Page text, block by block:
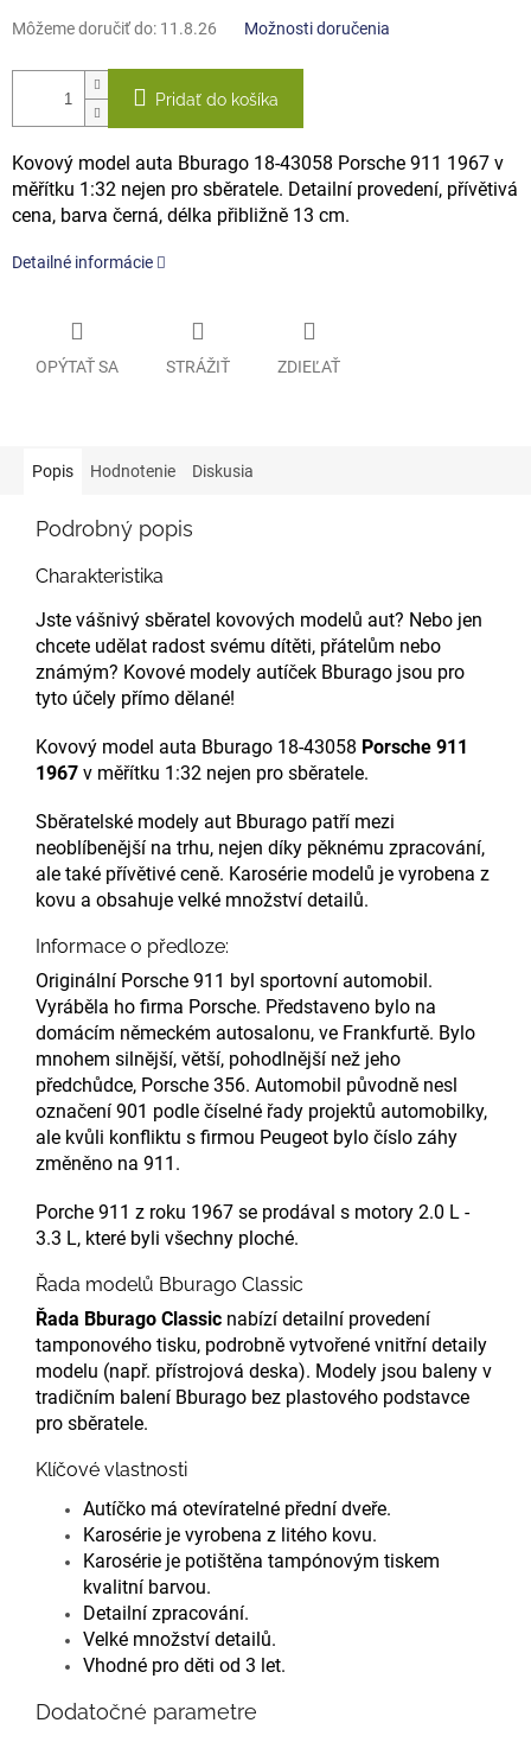
Môžeme doručiť do: 11.8.26 Možnosti doručenia
Pridať do košíka
Kovový model auta Bburago 18-43058 Porsche 911 1967 v
měřítku 1:32 nejen pro sběratele. Detailní provedení, přívětivá
cena, barva černá, délka přibližně 13 cm.
Detailné informácie
OPÝTAŤ SA STRÁŽIŤ ZDIEĽAŤ
Popis Hodnotenie Diskusia
Podrobný popis
Charakteristika
Jste vášnivý sběratel kovových modelů aut? Nebo jen
chcete udělat radost svému dítěti, přátelům nebo
známým? Kovové modely autíček Bburago jsou pro
tyto účely přímo dělané!
Kovový model auta Bburago 18-43058 Porsche 911
1967 v měřítku 1:32 nejen pro sběratele.
Sběratelské modely aut Bburago patří mezi
neoblíbenější na trhu, nejen díky pěknému zpracování,
ale také přívětivé ceně. Karosérie modelů je vyrobena z
kovu a obsahuje velké množství detailů.
Informace o předloze:
Originální Porsche 911 byl sportovní automobil.
Vyráběla ho firma Porsche. Představeno bylo na
domácím německém autosalonu, ve Frankfurtě. Bylo
mnohem silnější, větší, pohodlnější než jeho
předchůdce, Porsche 356. Automobil původně nesl
označení 901 podle číselné řady projektů automobilky,
ale kvůli konfliktu s firmou Peugeot bylo číslo záhy
změněno na 911.
Porche 911 z roku 1967 se prodával s motory 2.0 L -
3.3 L, které byli všechny ploché.
Řada modelů Bburago Classic
Řada Bburago Classic nabízí detailní provedení
tamponového tisku, podrobně vytvořené vnitřní detaily
modelu (např. přístrojová deska). Modely jsou baleny v
tradičním balení Bburago bez plastového podstavce
pro sběratele.
Klíčové vlastnosti
Autíčko má otevíratelné přední dveře.
Karosérie je vyrobena z litého kovu.
Karosérie je potištěna tampónovým tiskem
kvalitní barvou.
Detailní zpracování.
Velké množství detailů.
Vhodné pro děti od 3 let.
Dodatočné parametre